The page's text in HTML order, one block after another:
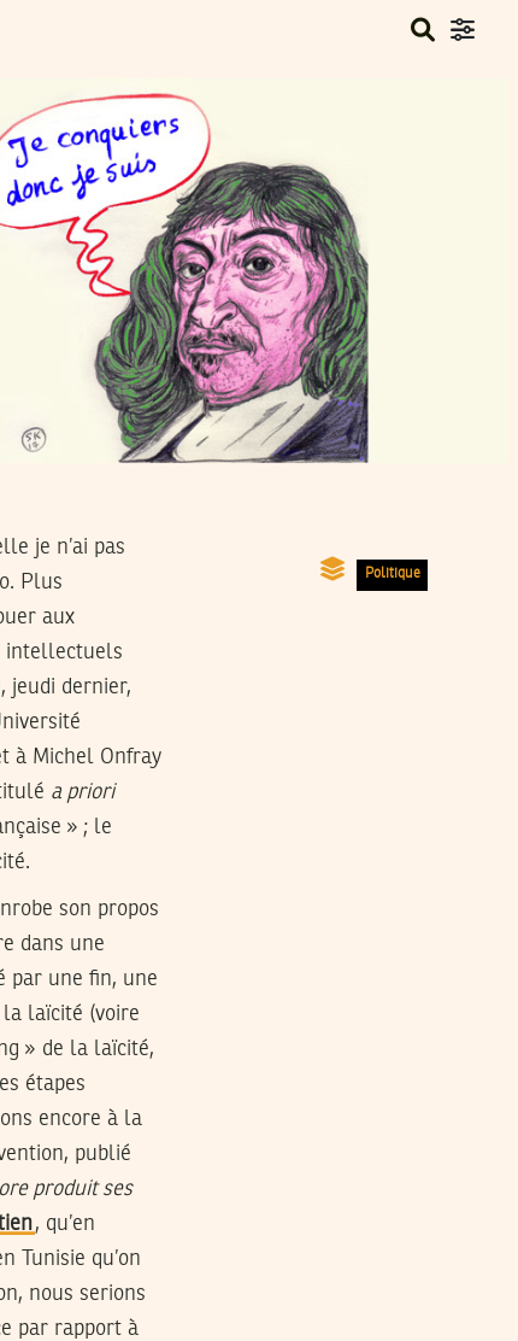
Politique
je n’ai pas
Plus
aux
intellectuels
jeudi dernier,
à Michel Onfray
a priori
» ; le
son propos
dans une
par une fin, une
laïcité (voire
» de la laïcité,
étapes
encore à la
publié
produit ses
, qu’en
Tunisie qu’on
nous serions
par rapport à